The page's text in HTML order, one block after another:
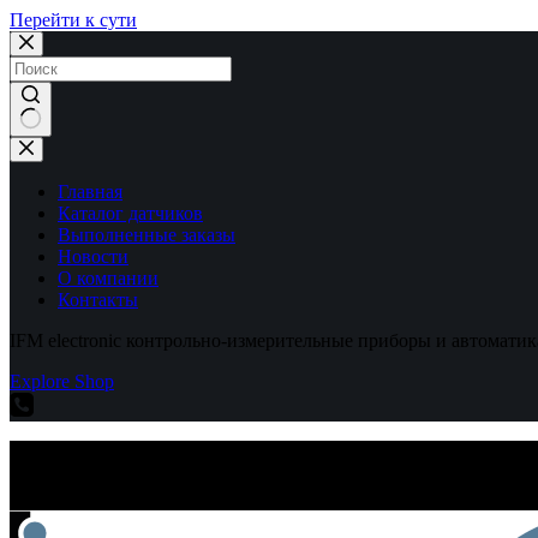
Перейти к сути
Ничего
не
найденоГлавная
Каталог датчиков
Выполненные заказы
Новости
О компании
Контакты
IFM electronic контрольно-измерительные приборы и
Explore Shop